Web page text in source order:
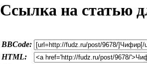
Ссылка на статью
BBCode:
HTML: